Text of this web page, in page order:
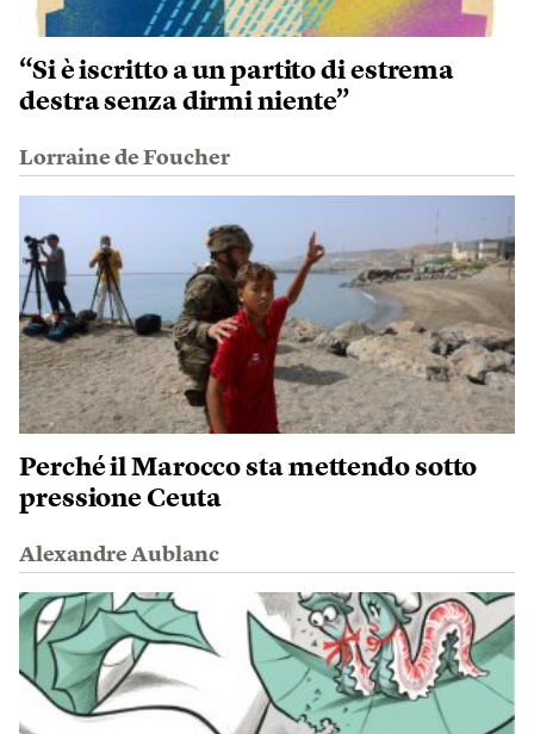
“Si è iscritto a un partito di estrema
destra senza dirmi niente”
Lorraine de Foucher
Perché il Marocco sta mettendo sotto
pressione Ceuta
Alexandre Aublanc